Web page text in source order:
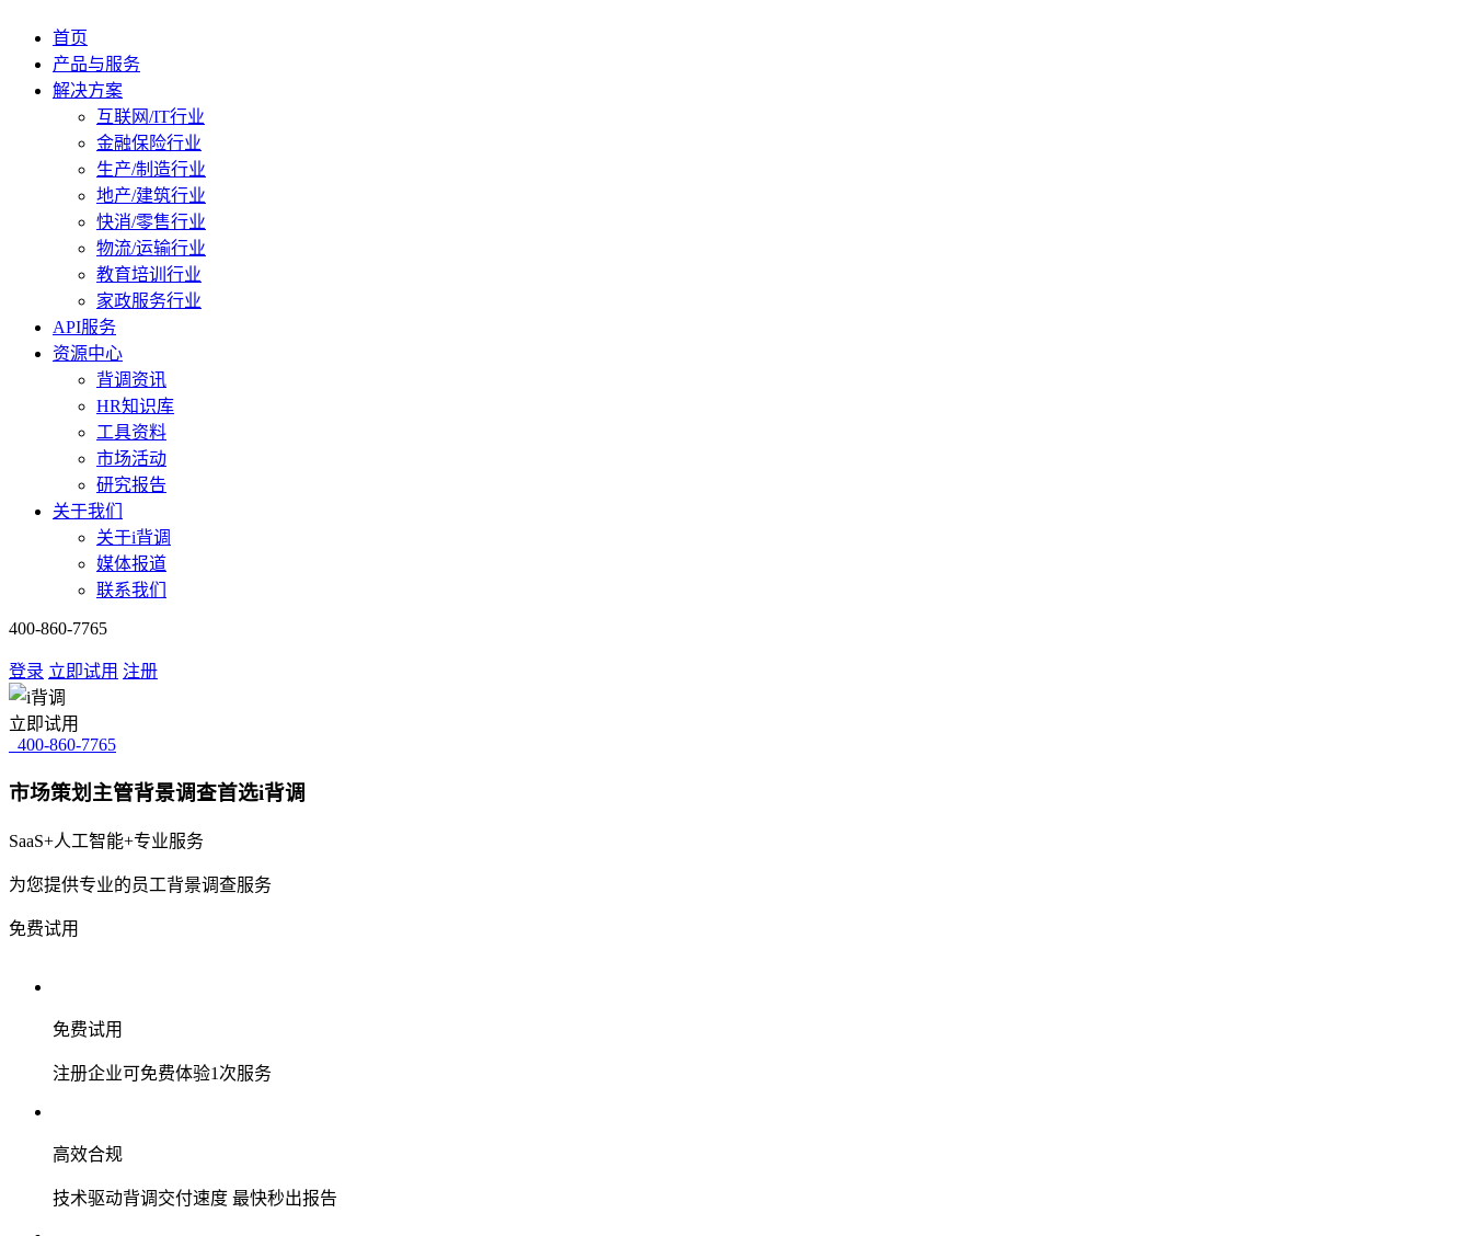
首页
产品与服务
解决方案
互联网/IT行业
金融保险行业
生产/制造行业
地产/建筑行业
快消/零售行业
物流/运输行业
教育培训行业
家政服务行业
API服务
资源中心
背调资讯
HR知识库
工具资料
市场活动
研究报告
关于我们
关于i背调
媒体报道
联系我们
400-860-7765
登录 立即试用 注册
立即试用
400-860-7765
市场策划主管背景调查首选i背调
SaaS+人工智能+专业服务
为您提供专业的员工背景调查服务
免费试用
免费试用
注册企业可免费体验1次服务
高效合规
技术驱动背调交付速度 最快秒出报告